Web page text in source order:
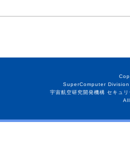
SuperComputer
宇宙航空研究開発機構 セキュ